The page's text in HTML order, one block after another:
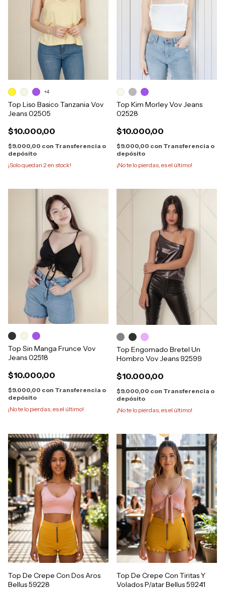
Top Liso Basico Tanzania Vov
Jeans 02505
$10.000,00
$9.000,00 con Transferencia o
depósito
¡Solo quedan 2 en stock!
+4
Top Kim Morley Vov Jeans
02528
$10.000,00
$9.000,00 con Transferencia o
depósito
¡No te lo pierdas, es el último!
Top Sin Manga Frunce Vov
Jeans 02518
$10.000,00
$9.000,00 con Transferencia o
depósito
¡No te lo pierdas, es el último!
Top Engomado Bretel Un
Hombro Vov Jeans 92599
$10.000,00
$9.000,00 con Transferencia o
depósito
¡No te lo pierdas, es el último!
Top De Crepe Con Dos Aros
Bellus 59228
Top De Crepe Con Tiritas Y
Volados P/atar Bellus 59241